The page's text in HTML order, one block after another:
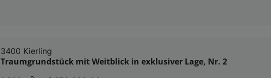
3400 Kierling
Traumgrundstück mit Weitblick in exklusiver Lage, Nr. 2